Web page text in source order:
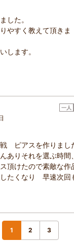
ラから作る金継ぎアクセ
カケラの金継ぎアクセ
、カップルで、お一人様
した。
やすく教えて頂きま
します。
一人
ピアスを作りまし
ありそれを選ぶ時間
頂けたので素敵な作
たくなり 早速次回
1 2 3